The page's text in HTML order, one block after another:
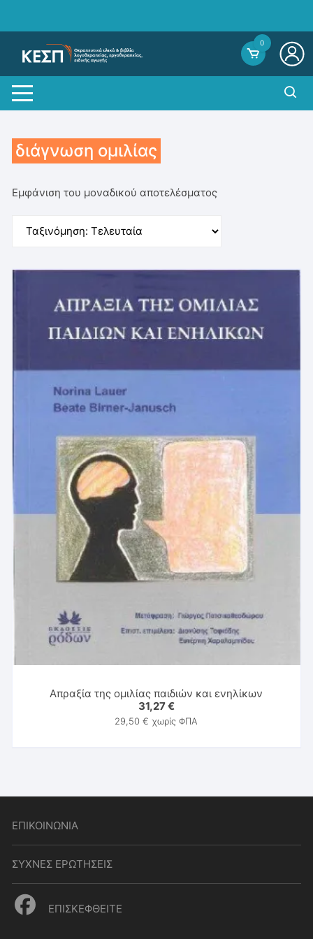
0
διάγνωση ομιλίας
Εμφάνιση του μοναδικού αποτελέσματος
Απραξία της ομιλίας παιδιών και ενηλίκων
31,27€
29,50€ χωρίς ΦΠΑ
ΕΠΙΚΟΙΝΩΝΙΑ
ΣΥΧΝΕΣ ΕΡΩΤΗΣΕΙΣ
ΕΠΙΣΚΕΦΘΕΙΤΕ